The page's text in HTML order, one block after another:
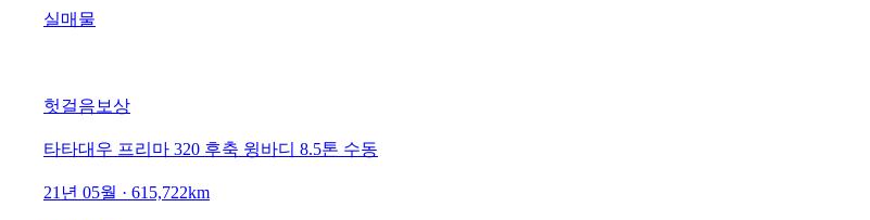
실매물
헛걸음보상
타타대우 프리마 320 후축 윙바디 8.5톤 수동
21년 05월 · 615,722km